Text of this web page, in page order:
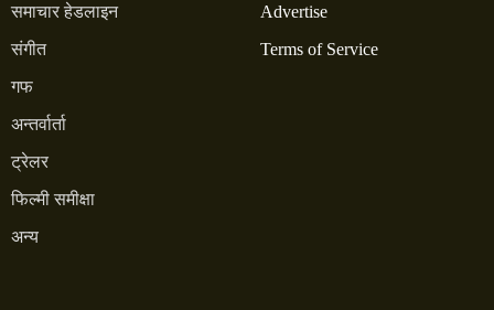
समाचार हेडलाइन
संगीत
गफ
अन्तर्वार्ता
ट्रेलर
फिल्मी समीक्षा
अन्य
Advertise
Terms of Service